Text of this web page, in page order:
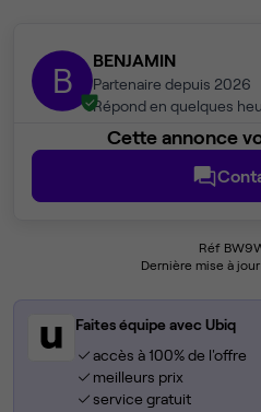
B BENJAMIN
Partenaire depuis 2026
Répond en quelques
Cette annonce
Réf
Dernière mise à
Faites équipe avec Ubiq
accès à 100% de l'offre
meilleurs prix
service gratuit